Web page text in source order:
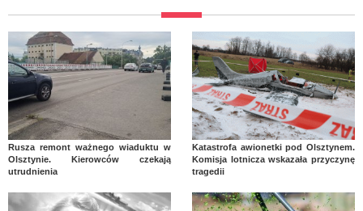
Rusza remont ważnego wiaduktu w
Olsztynie. Kierowców czekają
utrudnienia
Katastrofa awionetki pod Olsztynem.
Komisja lotnicza wskazała przyczynę
tragedii